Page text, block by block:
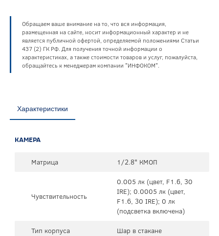
Обращаем ваше внимание на то, что вся информация,
размещенная на сайте, носит информационный характер и не
является публичной офертой, определяемой положениями Статьи
437 (2) ГК РФ. Для получения точной информации о
характеристиках, а также стоимости товаров и услуг, пожалуйста,
обращайтесь к менеджерам компании "ИНФОКОМ".
Характеристики
КАМЕРА
Матрица 1/2.8" КМОП
Чувствительность
0.005 лк (цвет, F1.6, 30
IRE); 0.0005 лк (цвет,
F1.6, 30 IRE); 0 лк
(подсветка включена)
Тип корпуса
Шар в стакане